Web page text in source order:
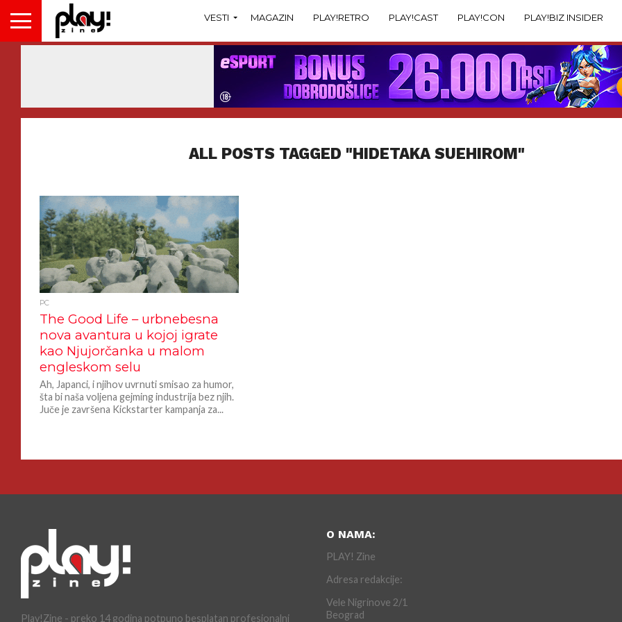
VESTI MAGAZIN PLAY!RETRO PLAY!CAST PLAY!CON PLAY!BIZ INSIDER
ALL POSTS TAGGED "HIDETAKA SUEHIROM"
PC
The Good Life – urbnebesna
nova avantura u kojoj igrate
kao Njujorčanka u malom
engleskom selu
Ah, Japanci, i njihov uvrnuti smisao za humor,
šta bi naša voljena gejming industrija bez njih.
Juče je završena Kickstarter kampanja za...
Play!Zine - preko 14 godina potpuno besplatan profesionalni
O NAMA:
PLAY! Zine
Adresa redakcije:
Vele Nigrinove 2/1
Beograd